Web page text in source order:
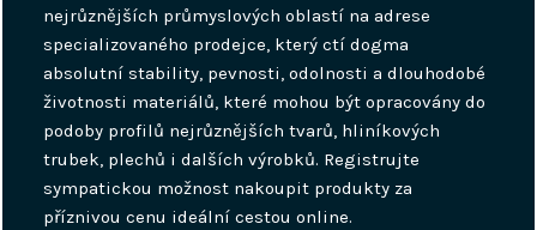
nejrůznějších průmyslových oblastí na adrese
specializovaného prodejce, který ctí dogma
absolutní stability, pevnosti, odolnosti a dlouhodobé
životnosti materiálů, které mohou být opracovány do
podoby profilů nejrůznějších tvarů, hliníkových
trubek, plechů i dalších výrobků. Registrujte
sympatickou možnost nakoupit produkty za
příznivou cenu ideální cestou online.